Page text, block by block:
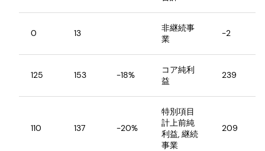
0 13
非継続事
業
-2
125 153 -18%
コア純利
益
239
110 137 -20%
特別項目
計上前純
利益, 継続
事業
209